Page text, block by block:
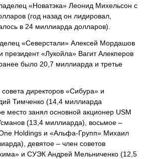
«Новатэка» Леонид Михельсон с
(год назад он лидировал,
в 24 миллиарда долларов).
«Северстали» Алексей Мордашов
«Лукойла» Вагит Алекперов
было 20,7 миллиарда и третье
директоров «Сибура» и
Тимченко (14,4 миллиарда
место занял основной акционер USM
(13,4 миллиарда), восьмое –
Holdings и «Альфа-Групп» Михаил
девятое – член советов
и СУЭК Андрей Мельниченко (12,5